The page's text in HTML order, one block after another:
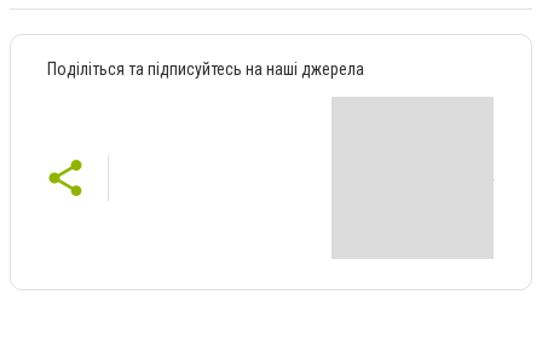
Поділіться та підписуйтесь на наші джерела